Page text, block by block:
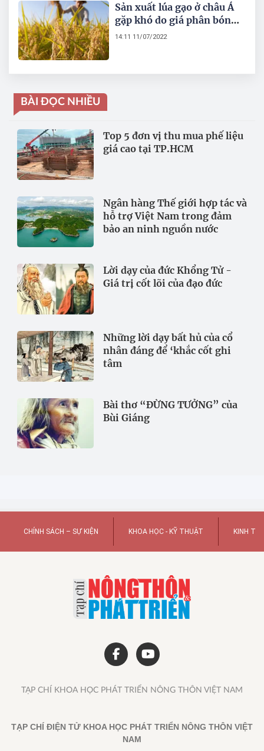
Sản xuất lúa gạo ở châu Á
gặp khó do giá phân bón
tăng
14:11 11/07/2022
BÀI ĐỌC NHIỀU
Top 5 đơn vị thu mua phế liệu
giá cao tại TP.HCM
Ngân hàng Thế giới hợp tác và
hỗ trợ Việt Nam trong đảm
bảo an ninh nguồn nước
Lời dạy của đức Khổng Tử -
Giá trị cốt lõi của đạo đức
Những lời dạy bất hủ của cổ
nhân đáng để ‘khắc cốt ghi
tâm
Bài thơ “ĐỪNG TƯỞNG” của
Bùi Giáng
CHÍNH SÁCH – SỰ KIỆN KHOA HỌC - KỸ THUẬT KINH TẾ
TẠP CHÍ KHOA HỌC PHÁT TRIỂN NÔNG THÔN VIỆT NAM
TẠP CHÍ ĐIỆN TỬ KHOA HỌC PHÁT TRIỂN NÔNG THÔN VIỆT
NAM